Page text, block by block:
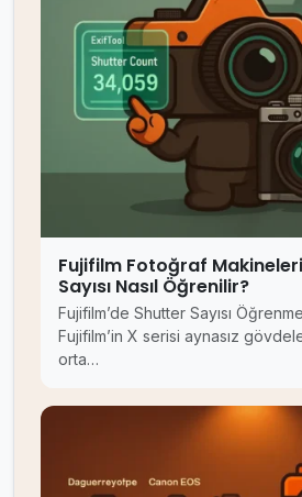
Fujifilm Fotoğraf
Sayısı Nasıl Öğrenilir?
Fujifilm’de Shutter Sayısı
Fujifilm’in X serisi aynasız
orta…